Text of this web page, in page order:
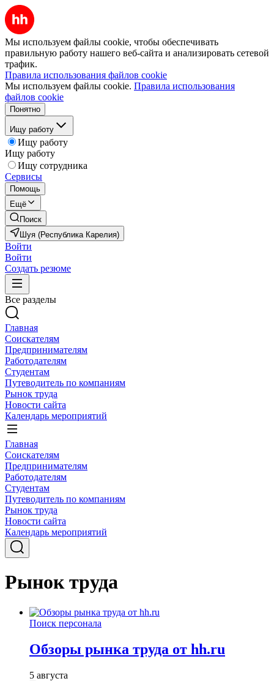
Мы используем файлы cookie, чтобы обеспечивать
правильную работу нашего веб-сайта и анализировать сетевой
трафик.
Правила использования файлов cookie
Мы используем файлы cookie. Правила использования
файлов cookie
Понятно
Ищу работу
Ищу работу
Ищу работу
Ищу сотрудника
Сервисы
Помощь
Ещё
Поиск
Шуя (Республика Карелия)
Войти
Войти
Создать резюме
Все разделы
Главная
Соискателям
Предпринимателям
Работодателям
Студентам
Путеводитель по компаниям
Рынок труда
Новости сайта
Календарь мероприятий
Главная
Соискателям
Предпринимателям
Работодателям
Студентам
Путеводитель по компаниям
Рынок труда
Новости сайта
Календарь мероприятий
Рынок труда
Поиск персонала
Обзоры рынка труда от hh.ru
5 августа